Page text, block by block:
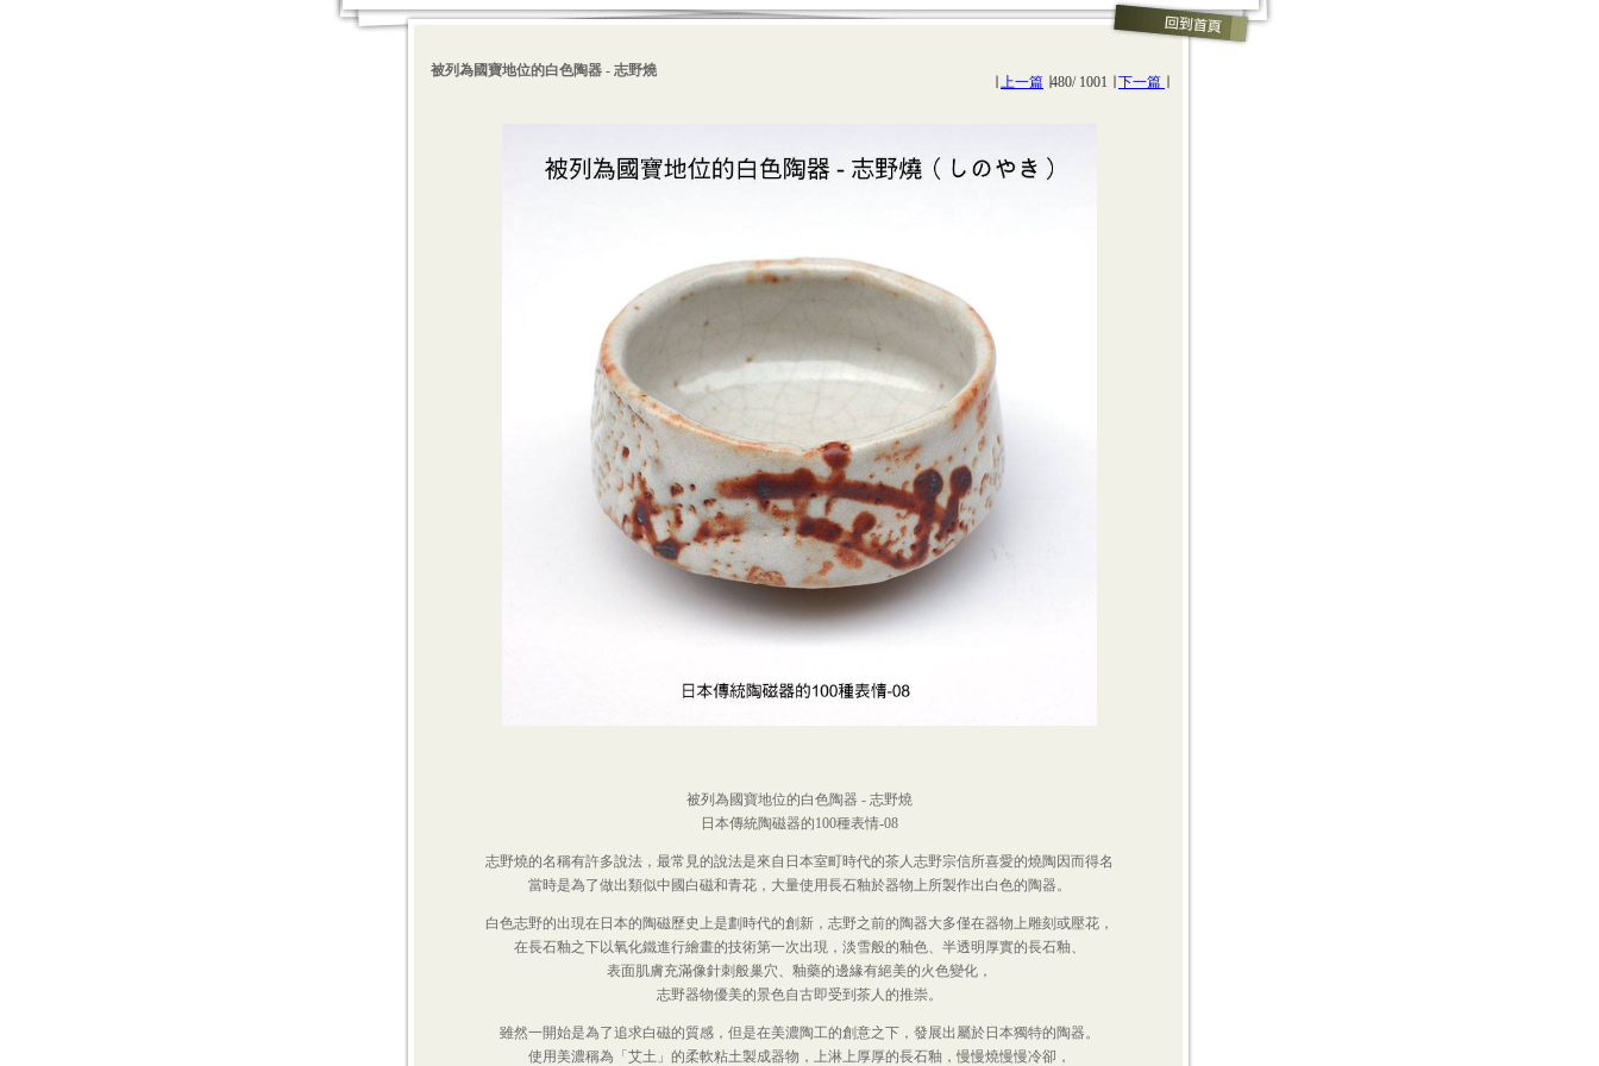
被列為國寶地位的白色陶器 - 志野燒
上一篇 ∣480/ 1001 ∣ 下一篇
被列為國寶地位的白色陶器 - 志野燒
日本傳統陶磁器的100種表情-08
志野燒的名稱有許多說法，最常見的說法是來自日本室町時代的茶人志野宗信所喜愛的燒陶因而得名
當時是為了做出類似中國白磁和青花，大量使用長石釉於器物上所製作出白色的陶器。
白色志野的出現在日本的陶磁歷史上是劃時代的創新，志野之前的陶器大多僅在器物上雕刻或壓花，
在長石釉之下以氧化鐵進行繪畫的技術第一次出現，淡雪般的釉色、半透明厚實的長石釉、
表面肌膚充滿像針刺般巢穴、釉藥的邊緣有絕美的火色變化，
志野器物優美的景色自古即受到茶人的推崇。
雖然一開始是為了追求白磁的質感，但是在美濃陶工的創意之下，發展出屬於日本獨特的陶器。
使用美濃稱為「艾土」的柔軟粘土製成器物，上淋上厚厚的長石釉，慢慢燒慢慢冷卻，